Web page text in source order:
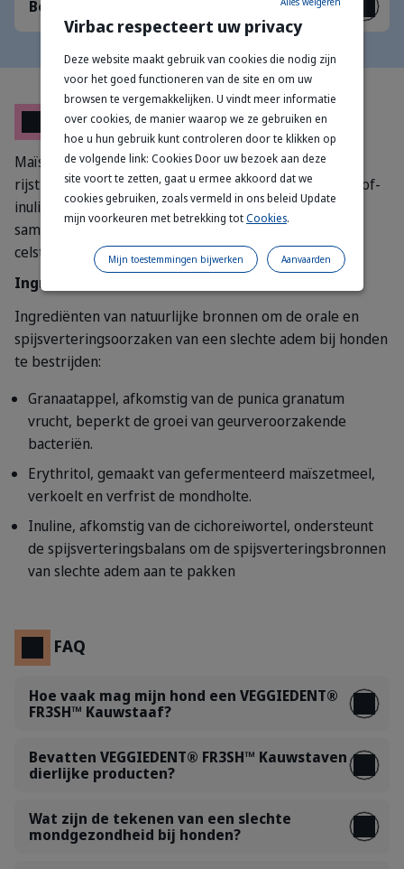
Bevat weinig vet
Samenstelling
Maïszetmeel, glycerine, eiwitconcentraat van soja,
rijstmeel, biergist, sorbitol, maïskolven, polyolen, witlof-
inuline, granaatappelconcentraat. Analytische
samenstelling: ruw eitwit 19,0 %; ruwe as 1,8 %; ruwe
celstof 1,3 %; ruw vet 0,9 %.
Ingrediëten
Ingrediënten van natuurlijke bronnen om de orale en
spijsverteringsoorzaken van een slechte adem bij honden
te bestrijden:
Granaatappel, afkomstig van de punica granatum
vrucht, beperkt de groei van geurveroorzakende
bacteriën.
Erythritol, gemaakt van gefermenteerd maïszetmeel,
verkoelt en verfrist de mondholte.
Inuline, afkomstig van de cichoreiwortel, ondersteunt
de spijsverteringsbalans om de spijsverteringsbronnen
van slechte adem aan te pakken
FAQ
Hoe vaak mag mijn hond een VEGGIEDENT®
FR3SH™ Kauwstaaf?
Bevatten VEGGIEDENT® FR3SH™ Kauwstaven
dierlijke producten?
Wat zijn de tekenen van een slechte
mondgezondheid bij honden?
Virbac respecteert uw privacy
Deze website maakt gebruik van cookies die nodig zijn
voor het goed functioneren van de site en om uw
browsen te vergemakkelijken. U vindt meer informatie
over cookies, de manier waarop we ze gebruiken en
hoe u hun gebruik kunt controleren door te klikken op
de volgende link: Cookies Door uw bezoek aan deze
site voort te zetten, gaat u ermee akkoord dat we
cookies gebruiken, zoals vermeld in ons beleid Update
mijn voorkeuren met betrekking totCookies.
Aanvaarden
Mijn toestemmingen bijwerken